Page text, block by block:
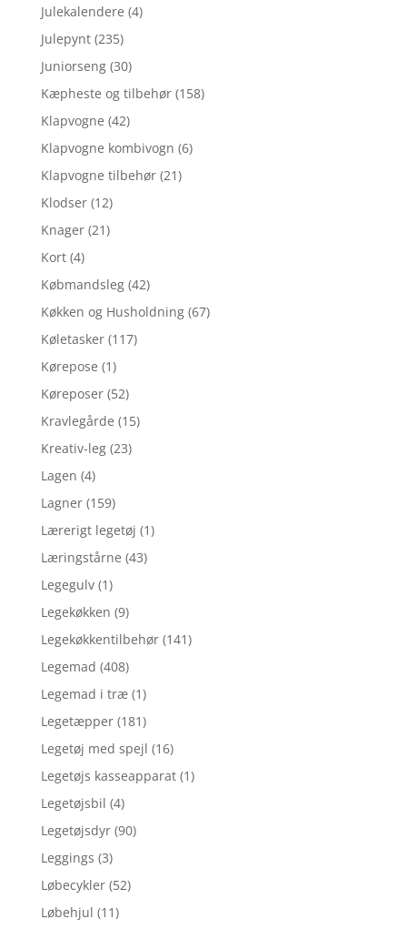
Julekalendere (4)
Julepynt (235)
Juniorseng (30)
Kæpheste og tilbehør (158)
Klapvogne (42)
Klapvogne kombivogn (6)
Klapvogne tilbehør (21)
Klodser (12)
Knager (21)
Kort (4)
Købmandsleg (42)
Køkken og Husholdning (67)
Køletasker (117)
Kørepose (1)
Køreposer (52)
Kravlegårde (15)
Kreativ-leg (23)
Lagen (4)
Lagner (159)
Lærerigt legetøj (1)
Læringstårne (43)
Legegulv (1)
Legekøkken (9)
Legekøkkentilbehør (141)
Legemad (408)
Legemad i træ (1)
Legetæpper (181)
Legetøj med spejl (16)
Legetøjs kasseapparat (1)
Legetøjsbil (4)
Legetøjsdyr (90)
Leggings (3)
Løbecykler (52)
Løbehjul (11)